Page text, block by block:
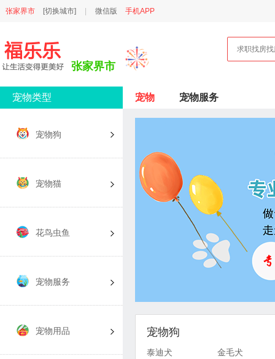
张家界市 [切换城市] 微信版 手机APP
张家界市
宠物类型 宠物 宠物服务
宠物狗
宠物猫
花鸟虫鱼
宠物服务
宠物用品 宠物狗
泰迪犬
金毛犬